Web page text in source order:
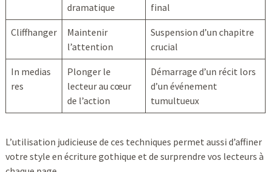
dramatique
final
Cliffhanger
Maintenir
l’attention
Suspension d’un chapitre
crucial
In medias
res
Plonger le
lecteur au cœur
de l’action
Démarrage d’un récit lors
d’un événement
tumultueux
L’utilisation judicieuse de ces techniques permet aussi d’affiner
votre style en écriture gothique et de surprendre vos lecteurs à